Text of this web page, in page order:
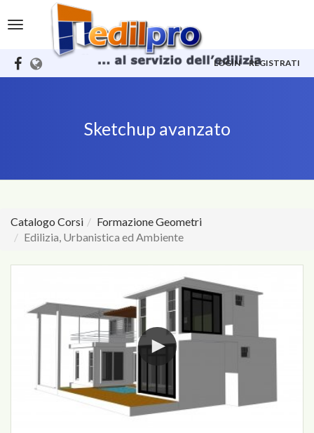
Toggle
navigation
LOGIN REGISTRATI
Sketchup avanzato
Catalogo Corsi
Formazione Geometri
Edilizia, Urbanistica ed Ambiente